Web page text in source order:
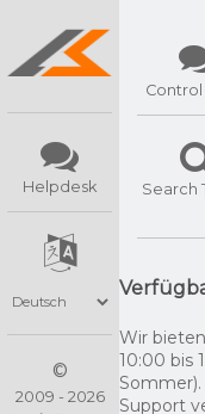
Helpdesk
©
2009 - 2026
Control
Search
Wir
10:00 bis
Support